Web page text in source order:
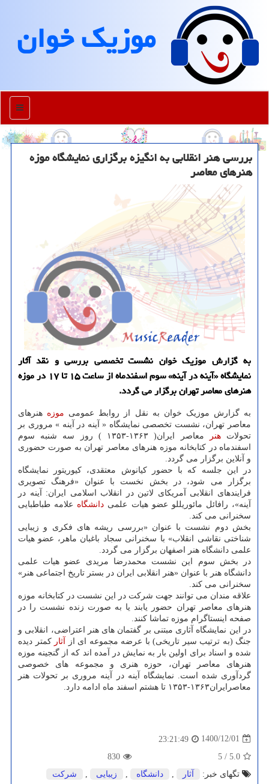
موزیك خوان
منو
بررسی هنر انقلابی به انگیزه برگزاری نمایشگاه موزه
هنرهای معاصر
به گزارش موزیک خوان نشست تخصصی بررسی و نقد آثار
نمایشگاه «آینه در آینه» سوم اسفندماه از ساعت ۱۵ تا ۱۷ در موزه
هنرهای معاصر تهران برگزار می گردد.
به گزارش موزیک خوان به نقل از روابط عمومی موزه هنرهای
معاصر تهران، نشست تخصصی نمایشگاه « آینه در آینه » مروری بر
تحولاتهنر
معاصر ایران( ۱۳۶۳-۱۳۵۳ ) روز سه شنبه سوم
اسفندماه در کتابخانه موزه هنرهای معاصر تهران به صورت حضوری
و آنلاین برگزار می گردد.
در این جلسه که با حضور کیانوش معتقدی، کیوریتور نمایشگاه
برگزار می شود، در بخش نخست با عنوان «فرهنگ تصویری
فرایندهای انقلابی آمریکای لاتین در انقلاب اسلامی ایران: آینه در
آینه»، رافائل مائوریللو عضو هیات علمی دانشگاه علامه طباطبایی
سخنرانی می کند.
بخش دوم نشست با عنوان «بررسی ریشه های فکری و زیبایی
شناختی نقاشی انقلاب» با سخنرانی سجاد باغبان ماهر، عضو هیات
علمی دانشگاه هنر اصفهان برگزار می گردد.
در بخش سوم این نشست محمدرضا مریدی عضو هیات علمی
دانشگاه هنر با عنوان «هنر انقلابی ایران در بستر تاریخ اجتماعی هنر»
سخنرانی می کند.
علاقه مندان می توانند جهت شرکت در این نشست در کتابخانه موزه
هنرهای معاصر تهران حضور یابند یا به صورت زنده نشست را در
صفحه اینستاگرام موزه تماشا کنند.
در این نمایشگاه آثاری مبتنی بر گفتمان های هنر اعتراضی، انقلابی و
جنگ (به ترتیب سیر تاریخی) با عرضه مجموعه ای از
آثار کمتر دیده
شده و اسناد برای اولین بار به نمایش در آمده اند که از گنجینه موزه
هنرهای معاصر تهران، حوزه هنری و مجموعه های خصوصی
گردآوری شده است. نمایشگاه آینه در آینه مروری بر تحولات هنر
معاصرایران۱۳۶۳-۱۳۵۳ تا هشتم اسفند ماه ادامه دارد.
1400/12/01
23:21:49
5.0
/
5
830
تگهای خبر:
آثار , دانشگاه , زیبایی , شركت